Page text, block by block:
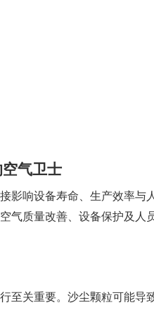
气卫士
影响设备寿命、生产效率
质量改善、设备保护及人
至关重要。沙尘颗粒可能